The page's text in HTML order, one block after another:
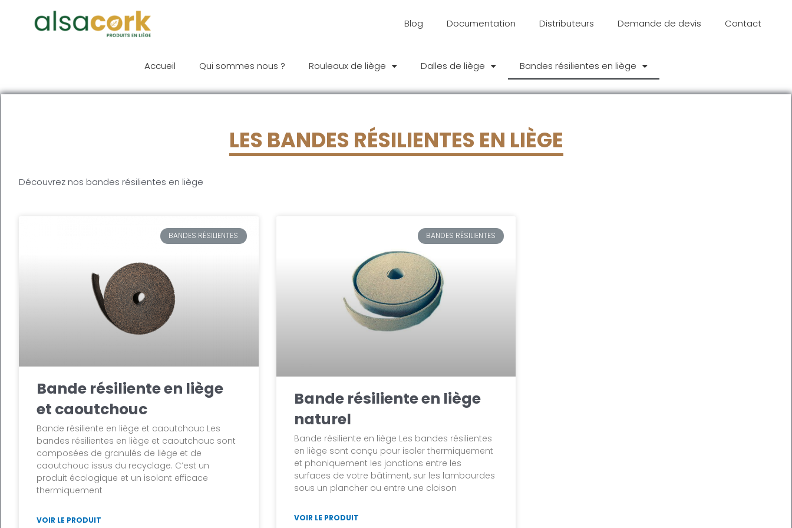
Blog Documentation Distributeurs Demande de devis Contact
Accueil Qui sommes nous ? Rouleaux de liège Dalles de liège Bandes résilientes en liège
LES BANDES RÉSILIENTES EN LIÈGE
Découvrez nos bandes résilientes en liège
BANDES RÉSILIENTES
Bande résiliente en liège
et caoutchouc
Bande résiliente en liège et caoutchouc Les
bandes résilientes en liège et caoutchouc sont
composées de granulés de liège et de
caoutchouc issus du recyclage. C’est un
produit écologique et un isolant efficace
thermiquement
VOIR LE PRODUIT
BANDES RÉSILIENTES
Bande résiliente en liège
naturel
Bande résiliente en liège Les bandes résilientes
en liège sont conçu pour isoler thermiquement
et phoniquement les jonctions entre les
surfaces de votre bâtiment, sur les lambourdes
sous un plancher ou entre une cloison
VOIR LE PRODUIT